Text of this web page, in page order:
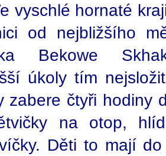
vyschlé hornaté
od nejbližšího
Bekowe
úkoly tím
zabere čtyři hodiny
na otop,
Děti to mají